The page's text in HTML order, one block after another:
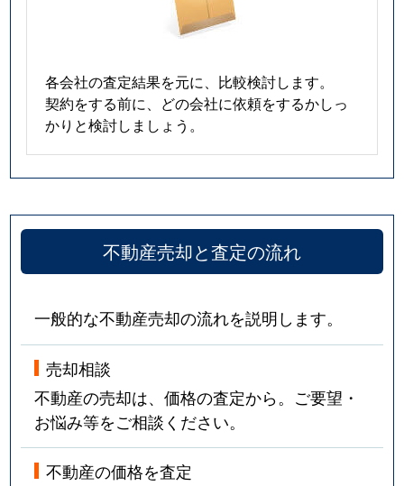
各会社の査定結果を元に、比較検討します。
契約をする前に、どの会社に依頼をするかしっ
かりと検討しましょう。
不動産売却と査定の流れ
一般的な不動産売却の流れを説明します。
売却相談
不動産の売却は、価格の査定から。ご要望・
お悩み等をご相談ください。
不動産の価格を査定